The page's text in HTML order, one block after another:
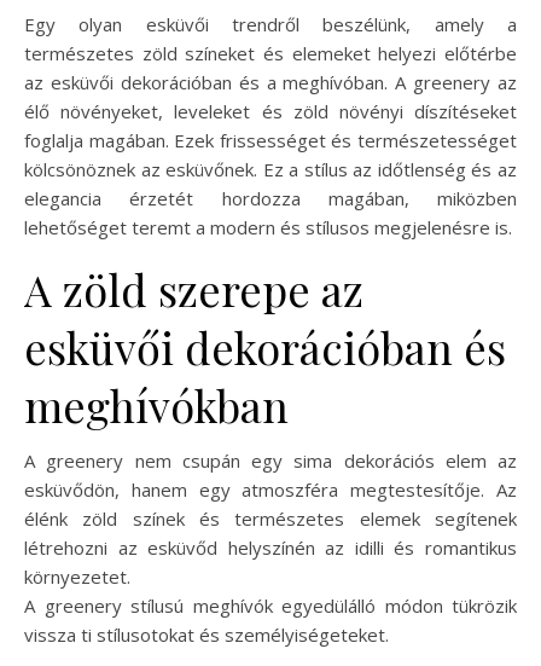
Egy olyan esküvői trendről beszélünk, amely a
természetes zöld színeket és elemeket helyezi előtérbe
az esküvői dekorációban és a meghívóban. A greenery az
élő növényeket, leveleket és zöld növényi díszítéseket
foglalja magában. Ezek frissességet és természetességet
kölcsönöznek az esküvőnek. Ez a stílus az időtlenség és az
elegancia érzetét hordozza magában, miközben
lehetőséget teremt a modern és stílusos megjelenésre is.
A zöld szerepe az
esküvői dekorációban és
meghívókban
A greenery nem csupán egy sima dekorációs elem az
esküvődön, hanem egy atmoszféra megtestesítője. Az
élénk zöld színek és természetes elemek segítenek
létrehozni az esküvőd helyszínén az idilli és romantikus
környezetet.
A greenery stílusú meghívók egyedülálló módon tükrözik
vissza ti stílusotokat és személyiségeteket.